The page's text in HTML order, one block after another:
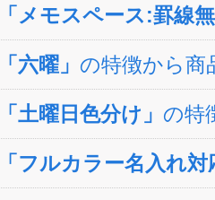
「メモスペース:罫線
「六曜」 の特徴から商
「土曜日色分け」 の特
「フルカラー名入れ対